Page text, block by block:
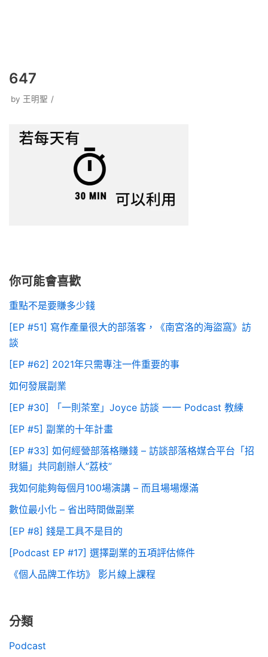
647
by 王明聖
你可能會喜歡
重點不是要賺多少錢
[EP #51] 寫作產量很大的部落客，《南宮洛的海盜窩》訪
談
[EP #62] 2021年只需專注一件重要的事
如何發展副業
[EP #30] 「一則茶室」Joyce 訪談 一一 Podcast 教練
[EP #5] 副業的十年計畫
[EP #33] 如何經營部落格賺錢 – 訪談部落格媒合平台「招
財貓」共同創辦人”荔枝”
我如何能夠每個月100場演講 – 而且場場爆滿
數位最小化 – 省出時間做副業
[EP #8] 錢是工具不是目的
[Podcast EP #17] 選擇副業的五項評估條件
《個人品牌工作坊》 影片線上課程
分類
Podcast